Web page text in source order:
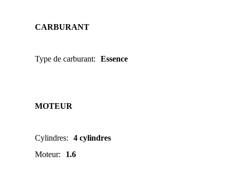
CARBURANT
Type de carburant: Essence
MOTEUR
Cylindres:
4 cylindres
Moteur: 1.6